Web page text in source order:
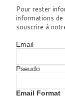
Pour rester
informations de
souscrire à
Email
Pseudo
Email Format